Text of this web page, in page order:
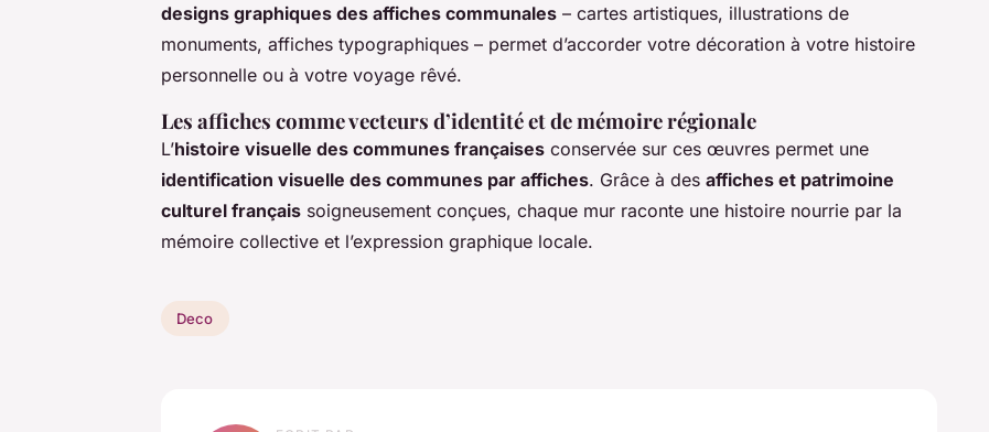
designs graphiques des affiches communales – cartes artistiques, illustrations de
monuments, affiches typographiques – permet d’accorder votre décoration à votre histoire
personnelle ou à votre voyage rêvé.
Les affiches comme vecteurs d’identité et de mémoire régionale
L’histoire visuelle des communes françaises conservée sur ces œuvres permet une
identification visuelle des communes par affiches. Grâce à des affiches et patrimoine
culturel français soigneusement conçues, chaque mur raconte une histoire nourrie par la
mémoire collective et l’expression graphique locale.
Deco